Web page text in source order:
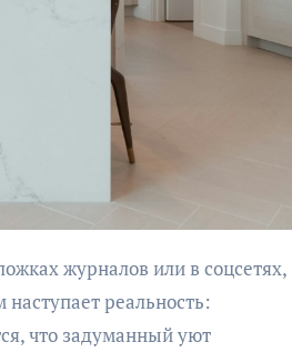
реальность:
что задуманный уют